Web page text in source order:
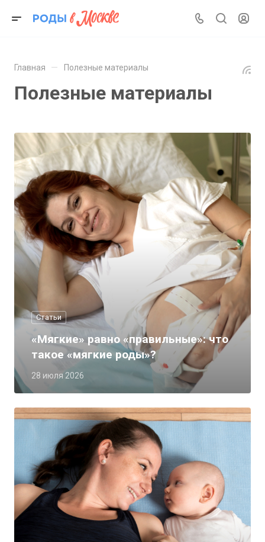
Главная — Полезные материалы
Полезные материалы
Статьи
28 июля 2026
«Мягкие» равно «правильные»: что
такое «мягкие роды»?